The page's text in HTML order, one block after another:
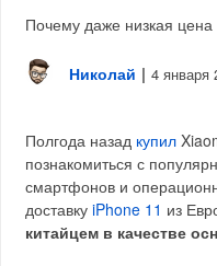
Почему даже низкая
Николай | 4 января
Полгода назад купил
познакомиться с
смартфонов и
доставкуiPhone 11 из
китайцем в качестве